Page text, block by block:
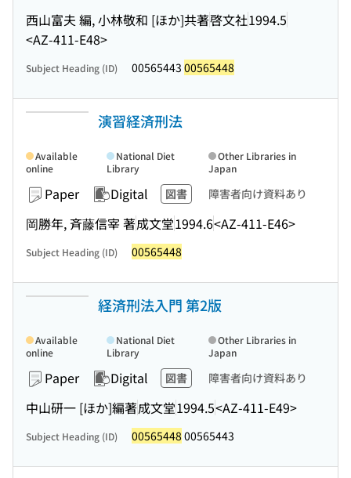
西山富夫 編, 小林敬和 [ほか]共著啓文社1994.5
<AZ-411-E48>
Subject Heading (ID) 00565443 00565448
演習経済刑法
Paper Digital 図書 障害者向け資料あり
岡勝年, 斉藤信宰 著成文堂1994.6<AZ-411-E46>
Available
online
National Diet
Library
Other Libraries in
Japan
Subject Heading (ID) 00565448
経済刑法入門 第2版
Paper Digital 図書 障害者向け資料あり
中山研一 [ほか]編著成文堂1994.5<AZ-411-E49>
Available
online
National Diet
Library
Other Libraries in
Japan
Subject Heading (ID) 00565448 00565443